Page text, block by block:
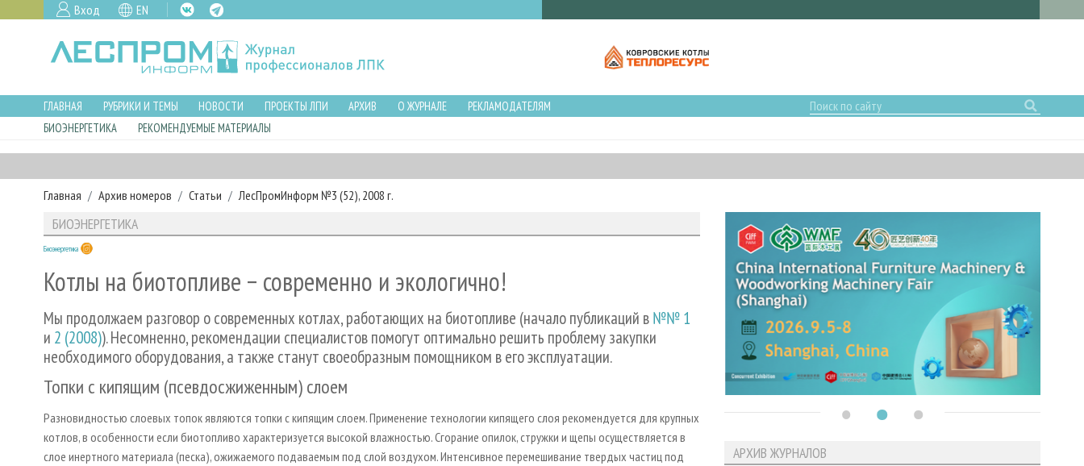
Вход EN
ГЛАВНАЯ РУБРИКИ И ТЕМЫ НОВОСТИ ПРОЕКТЫ ЛПИ АРХИВ О ЖУРНАЛЕ
РЕКЛАМОДАТЕЛЯМ
БИОЭНЕРГЕТИКА
РЕКОМЕНДУЕМЫЕ МАТЕРИАЛЫ
Главная Архив номеров Статьи ЛесПромИнформ №3 (52), 2008 г.
БИОЭНЕРГЕТИКА
Биоэнергетика
Котлы на биотопливе − современно и экологично!
Мы продолжаем разговор о современных котлах, работающих на биотопливе (начало публикаций в№№ 1
и 2 (2008)). Несомненно, рекомендации специалистов помогут оптимально решить проблему закупки
необходимого оборудования, а также станут своеобразным помощником в его эксплуатации.
Топки с кипящим (псевдосжиженным) слоем
Разновидностью слоевых топок являются топки с кипящим слоем. Применение технологии кипящего слоя рекомендуется для крупных
котлов, в особенности если биотопливо характеризуется высокой влажностью. Сгорание опилок, стружки и щепы осуществляется в
слое инертного материала (песка), ожижаемого подаваемым под слой воздухом. Интенсивное перемешивание твердых частиц под
АРХИВ ЖУРНАЛОВ